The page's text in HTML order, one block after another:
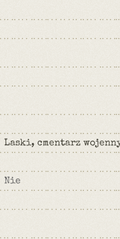
Laski, cmentarz
Nie